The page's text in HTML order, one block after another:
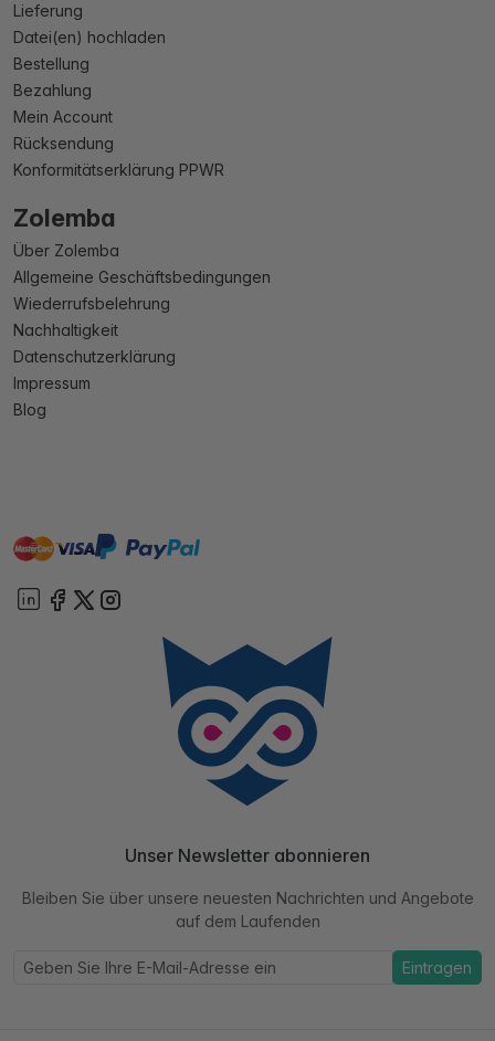
Lieferung
Datei(en) hochladen
Bestellung
Bezahlung
Mein Account
Rücksendung
Konformitätserklärung PPWR
Zolemba
Über Zolemba
Allgemeine Geschäftsbedingungen
Wiederrufsbelehrung
Nachhaltigkeit
Datenschutzerklärung
Impressum
Blog
mastervisa paypal
Unser Newsletter abonnieren
Bleiben Sie über unsere neuesten Nachrichten und Angebote
auf dem Laufenden
Eintragen